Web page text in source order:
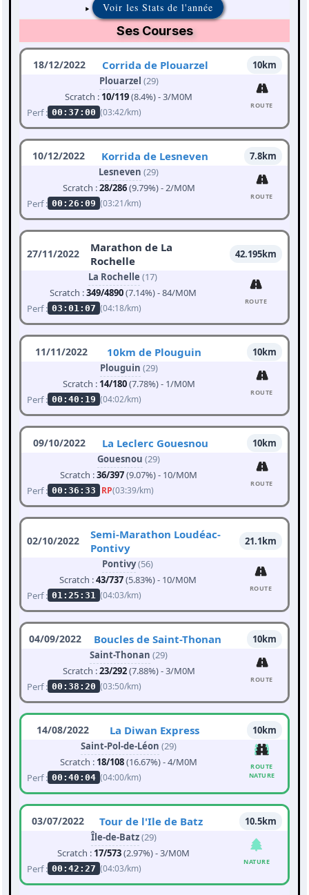
Voir les Stats de l'année
Ses Courses
18/12/2022 Corrida de Plouarzel
10km
Plouarzel (29)
Scratch : 10/119(8.4%) - 3/M0M
Perf : 00:37:00 (03:42/km)
ROUTE
10/12/2022 Korrida de Lesneven
7.8km
Lesneven (29)
Scratch :28/286(9.79%) - 2/M0M
Perf : 00:26:09 (03:21/km)
ROUTE
27/11/2022
Marathon de La
Rochelle
42.195km
La Rochelle (17)
Scratch :349/4890(7.14%) - 84/M0M
Perf : 03:01:07 (04:18/km)
ROUTE
11/11/2022 10km de Plouguin
10km
Plouguin (29)
Scratch : 14/180(7.78%) - 1/M0M
Perf : 00:40:19 (04:02/km)
ROUTE
09/10/2022 La Leclerc Gouesnou
10km
Gouesnou (29)
Scratch :36/397(9.07%) - 10/M0M
Perf : 00:36:33 RP(03:39/km)
ROUTE
02/10/2022
Semi-Marathon Loudéac-
Pontivy
21.1km
Pontivy(56)
Scratch :43/737(5.83%) - 10/M0M
Perf : 01:25:31 (04:03/km)
ROUTE
04/09/2022 Boucles de Saint-Thonan
10km
Saint-Thonan (29)
Scratch :23/292(7.88%) - 3/M0M
Perf : 00:38:20 (03:50/km)
ROUTE
14/08/2022 La Diwan Express
10km
Saint-Pol-de-Léon (29)
Scratch : 18/108(16.67%) - 4/M0M
Perf : 00:40:04 (04:00/km)
ROUTE
NATURE
03/07/2022 Tour de l'Ile de Batz
10.5km
Île-de-Batz(29)
Scratch : 17/573(2.97%) - 3/M0M
Perf : 00:42:27 (04:03/km)
NATURE